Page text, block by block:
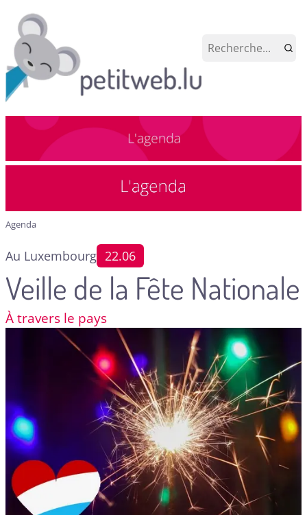
Agenda
Au Luxembourg 22.06
Veille de la Fête Nationale
À travers le pays